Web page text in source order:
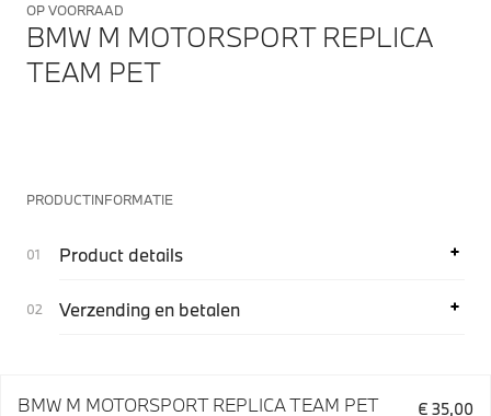
OP VOORRAAD
BMW M MOTORSPORT REPLICA
TEAM PET
PRODUCTINFORMATIE
Product details
Verzending en betalen
BMW M MOTORSPORT REPLICA TEAM PET € 35,00